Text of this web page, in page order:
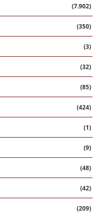
(7.902)
(350)
(3)
(32)
(85)
(424)
(1)
(9)
(48)
(42)
(209)